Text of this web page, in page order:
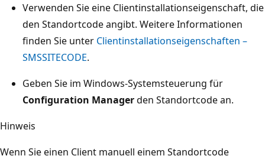
Verwenden Sie eine Clientinstallationseigenschaft, die
den Standortcode angibt. Weitere Informationen
finden Sie unter Clientinstallationseigenschaften –
SMSSITECODE.
Geben Sie im Windows-Systemsteuerung für
Configuration Managerden Standortcode an.
Hinweis
Wenn Sie einen Client manuell einem Standortcode